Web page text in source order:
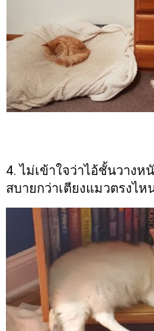
4. ไม่เข้าใจว่าไอ้ชั้นวาง
สบายกว่าเตียงแมวตรงไห